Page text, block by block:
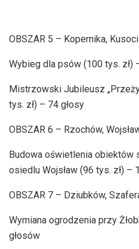
OBSZAR 5 – Kopernika,
Wybieg dla psów (100 tys. zł)
Mistrzowski Jubileusz
tys. zł) – 74 głosy
OBSZAR 6 – Rzochów,
Budowa oświetlenia obiektów
osiedlu Wojsław (96 tys. zł) –
OBSZAR 7 – Dziubków,
Wymiana ogrodzenia przy
głosów